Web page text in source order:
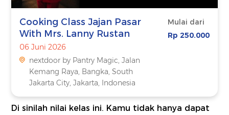
Cooking Class Jajan Pasar
With Mrs. Lanny Rustan
06 Juni 2026
nextdoor by Pantry Magic, Jalan
Kemang Raya, Bangka, South
Jakarta City, Jakarta, Indonesia
Mulai dari
Rp 250.000
Di sinilah nilai kelas ini. Kamu tidak hanya dapat